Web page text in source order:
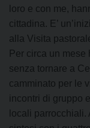
loro e con me,
cittadina. E’
alla Visita
Per circa un mese
senza tornare a
camminato per le
incontri di gruppo
locali parrocchiali.